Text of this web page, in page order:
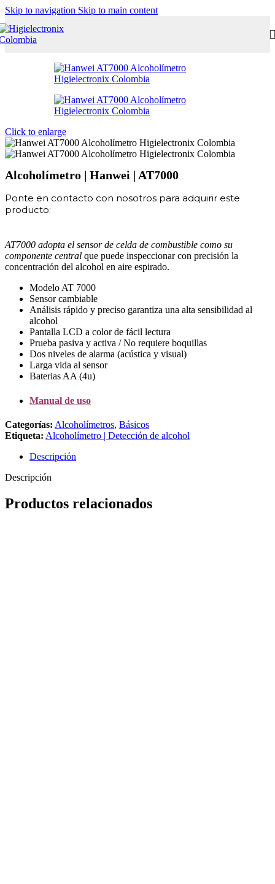
Skip to navigation Skip to main content
Click to enlarge
Alcoholímetro | Hanwei | AT7000
Ponte en contacto con nosotros para adquirir este
producto:
AT7000 adopta el sensor de celda de combustible como su
componente central que puede inspeccionar con precisión la
concentración del alcohol en aire espirado.
Modelo AT 7000
Sensor cambiable
Análisis rápido y preciso garantiza una alta sensibilidad al
alcohol
Pantalla LCD a color de fácil lectura
Prueba pasiva y activa / No requiere boquillas
Dos niveles de alarma (acústica y visual)
Larga vida al sensor
Baterias AA (4u)
Manual de uso
Categorías: Alcoholímetros, Básicos
Etiqueta: Alcoholímetro | Detección de alcohol
Descripción
Descripción
Productos relacionados